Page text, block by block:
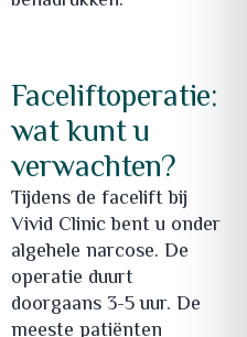
Faceliftoperatie:
wat kunt u
verwachten?
Tijdens de facelift bij
Vivid Clinic bent u onder
algehele narcose. De
operatie duurt
doorgaans 3-5 uur. De